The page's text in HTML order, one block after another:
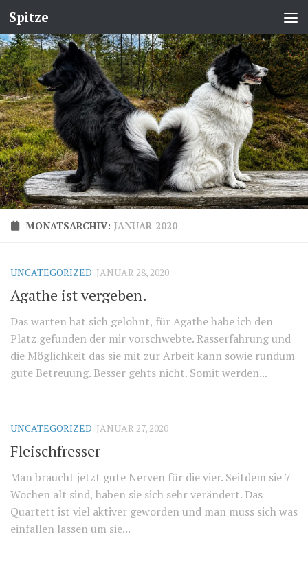
Spitze
MONATSARCHIV: JANUAR 2020
UNCATEGORIZED JANUAR 28, 2020
Agathe ist vergeben.
Das warten hat sich gelohnt, für Agathe habe ich den
Platz gefunden der mir vorschwebte. Rasserfahrung und
die Möglichkeit das sie mit zur Arbeit kann sowie rundum
gute Betreuung. Besser gehts nicht. Somit werden...
UNCATEGORIZED JANUAR 27, 2020
Fleischfresser
Man braucht jetzt gute Nerven für die vier. Seitdem sie 7
Wochen alt sind, haben sie sich sehr verändert. Das
Quartett ist viel aktiver geworden und man muss sich was
einfallen lassen um sie...